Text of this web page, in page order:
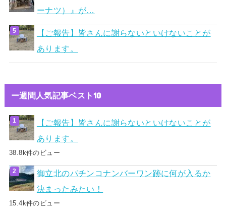
ーナツ）』が…
【ご報告】皆さんに謝らないといけないことが
あります。
ー週間人気記事ベスト10
【ご報告】皆さんに謝らないといけないことが
あります。
38.8k件のビュー
御立北のパチンコナンバーワン跡に何が入るか
決まったみたい！
15.4k件のビュー